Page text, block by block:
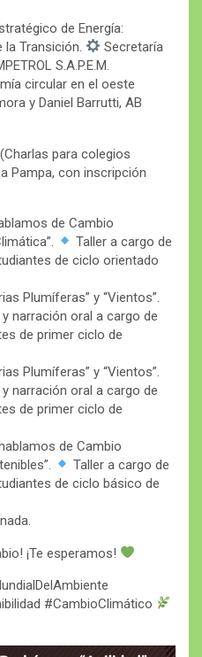
de Energía:
Transición.
Secretaría
S.A.P.E.M.
circular en el oeste
y Daniel Barrutti, AB
(Charlas para colegios
Pampa, con inscripción
de Cambio
Taller a cargo de
de ciclo orientado
Plumíferas” y “Vientos”.
narración oral a cargo de
de primer ciclo de
Plumíferas” y “Vientos”.
narración oral a cargo de
de primer ciclo de
de Cambio
Taller a cargo de
de ciclo básico de
¡Te esperamos!
#CambioClimático